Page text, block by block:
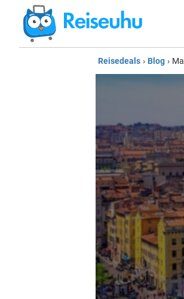
Reisedeals › Blog ›